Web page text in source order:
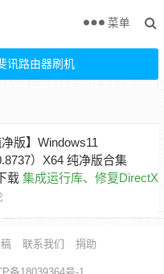
讯路由器刷机
菜单
净版】Windows11
）X64 纯净版合集
载集成运行库、修复DirectX
联系我们 捐助